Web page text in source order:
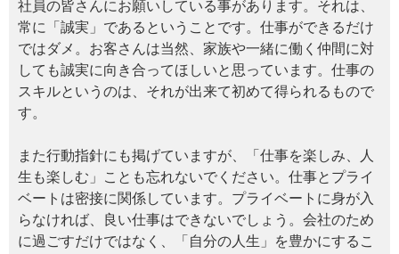
社員の皆さんにお願いしている事があります。それは、
常に「誠実」であるということです。仕事ができるだけ
ではダメ。お客さんは当然、家族や一緒に働く仲間に対
しても誠実に向き合ってほしいと思っています。仕事の
スキルというのは、それが出来て初めて得られるもので
す。
また行動指針にも掲げていますが、「仕事を楽しみ、人
生も楽しむ」ことも忘れないでください。仕事とプライ
ベートは密接に関係しています。プライベートに身が入
らなければ、良い仕事はできないでしょう。会社のため
に過ごすだけではなく、「自分の人生」を豊かにするこ